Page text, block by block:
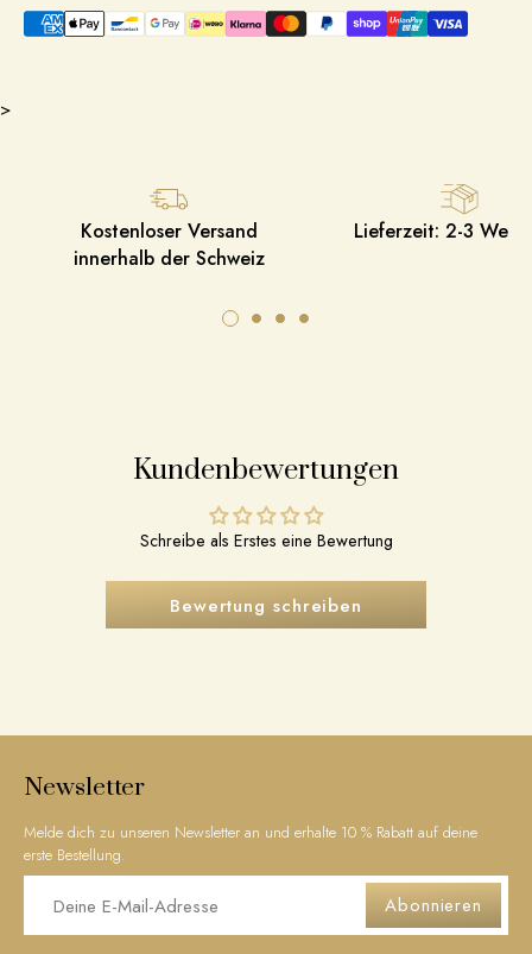
>
Kostenloser Versand
innerhalb der Schweiz
Lieferzeit: 2-3
Kundenbewertungen
Schreibe als Erstes eine Bewertung
Bewertung schreiben
Newsletter
Melde dich zu unseren Newsletter an und erhalte 10 % Rabatt auf deine
erste Bestellung.
Abonnieren